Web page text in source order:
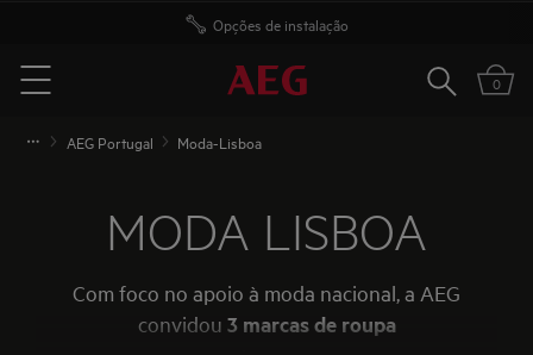
Opções de instalação
Menu
Pesquisar
0
AEG Portugal Moda-Lisboa
MODA LISBOA
Com foco no apoio à moda nacional, a AEG
convidou 3 marcas de roupa